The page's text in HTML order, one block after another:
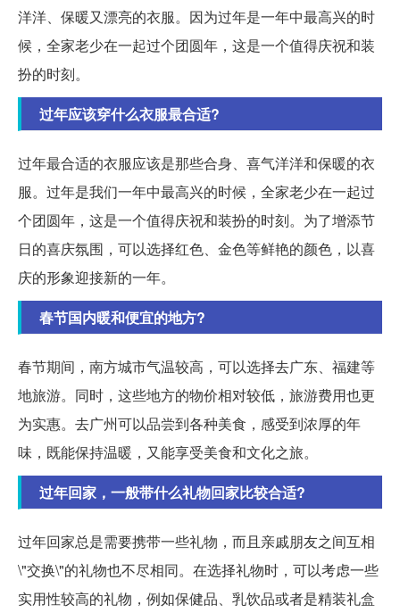
洋洋、保暖又漂亮的衣服。因为过年是一年中最高兴的时
候，全家老少在一起过个团圆年，这是一个值得庆祝和装
扮的时刻。
过年应该穿什么衣服最合适?
过年最合适的衣服应该是那些合身、喜气洋洋和保暖的衣
服。过年是我们一年中最高兴的时候，全家老少在一起过
个团圆年，这是一个值得庆祝和装扮的时刻。为了增添节
日的喜庆氛围，可以选择红色、金色等鲜艳的颜色，以喜
庆的形象迎接新的一年。
春节国内暖和便宜的地方?
春节期间，南方城市气温较高，可以选择去广东、福建等
地旅游。同时，这些地方的物价相对较低，旅游费用也更
为实惠。去广州可以品尝到各种美食，感受到浓厚的年
味，既能保持温暖，又能享受美食和文化之旅。
过年回家，一般带什么礼物回家比较合适?
过年回家总是需要携带一些礼物，而且亲戚朋友之间互相
\"交换\"的礼物也不尽相同。在选择礼物时，可以考虑一些
实用性较高的礼物，例如保健品、乳饮品或者是精装礼盒